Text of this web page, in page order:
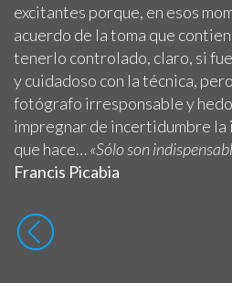
excitantes porque, en esos
acuerdo de la toma que
tenerlo controlado, claro, si
y cuidadoso con la técnica,
fotógrafo irresponsable y
impregnar de incertidumbre
que hace…«Sólo son
Francis Picabia